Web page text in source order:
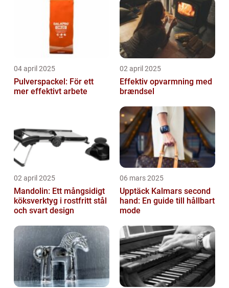
04 april 2025
Pulverspackel: För ett
mer effektivt arbete
02 april 2025
Effektiv opvarmning med
brændsel
02 april 2025
Mandolin: Ett mångsidigt
köksverktyg i rostfritt stål
och svart design
06 mars 2025
Upptäck Kalmars second
hand: En guide till hållbart
mode